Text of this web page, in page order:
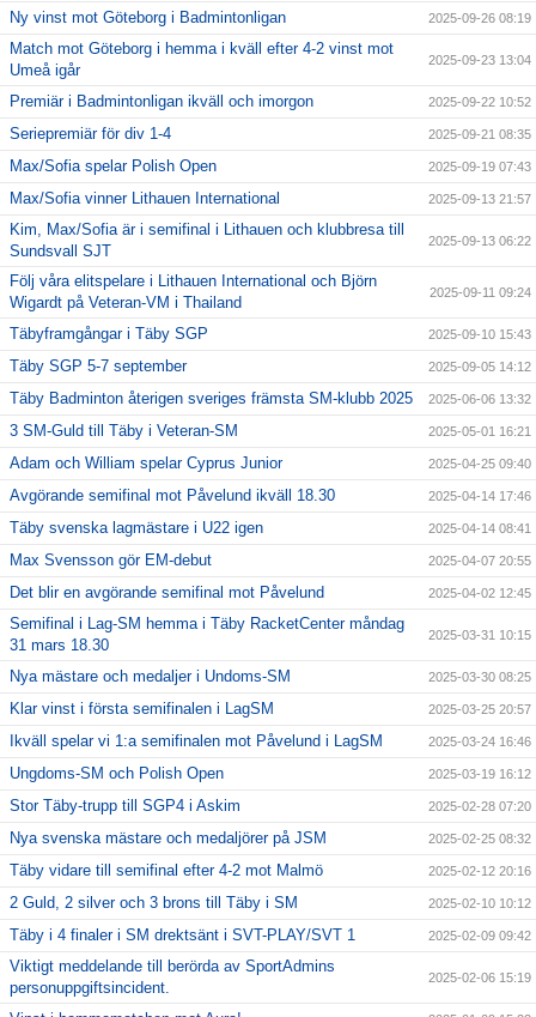
Ny vinst mot Göteborg i Badmintonligan 2025-09-26 08:19
Match mot Göteborg i hemma i kväll efter 4-2 vinst mot
Umeå igår
2025-09-23 13:04
Premiär i Badmintonligan ikväll och imorgon 2025-09-22 10:52
Seriepremiär för div 1-4 2025-09-21 08:35
Max/Sofia spelar Polish Open 2025-09-19 07:43
Max/Sofia vinner Lithauen International 2025-09-13 21:57
Kim, Max/Sofia är i semifinal i Lithauen och klubbresa till
Sundsvall SJT
2025-09-13 06:22
Följ våra elitspelare i Lithauen International och Björn
Wigardt på Veteran-VM i Thailand
2025-09-11 09:24
Täbyframgångar i Täby SGP 2025-09-10 15:43
Täby SGP 5-7 september 2025-09-05 14:12
Täby Badminton återigen sveriges främsta SM-klubb 2025 2025-06-06 13:32
3 SM-Guld till Täby i Veteran-SM 2025-05-01 16:21
Adam och William spelar Cyprus Junior 2025-04-25 09:40
Avgörande semifinal mot Påvelund ikväll 18.30 2025-04-14 17:46
Täby svenska lagmästare i U22 igen 2025-04-14 08:41
Max Svensson gör EM-debut 2025-04-07 20:55
Det blir en avgörande semifinal mot Påvelund 2025-04-02 12:45
Semifinal i Lag-SM hemma i Täby RacketCenter måndag
31 mars 18.30
2025-03-31 10:15
Nya mästare och medaljer i Undoms-SM 2025-03-30 08:25
Klar vinst i första semifinalen i LagSM 2025-03-25 20:57
Ikväll spelar vi 1:a semifinalen mot Påvelund i LagSM 2025-03-24 16:46
Ungdoms-SM och Polish Open 2025-03-19 16:12
Stor Täby-trupp till SGP4 i Askim 2025-02-28 07:20
Nya svenska mästare och medaljörer på JSM 2025-02-25 08:32
Täby vidare till semifinal efter 4-2 mot Malmö 2025-02-12 20:16
2 Guld, 2 silver och 3 brons till Täby i SM 2025-02-10 10:12
Täby i 4 finaler i SM drektsänt i SVT-PLAY/SVT 1 2025-02-09 09:42
Viktigt meddelande till berörda av SportAdmins
personuppgiftsincident.
2025-02-06 15:19